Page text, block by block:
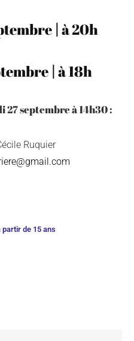
|à20h
|à18h
27 septembre à 14h30 :
Ruquier
partir de 15 ans